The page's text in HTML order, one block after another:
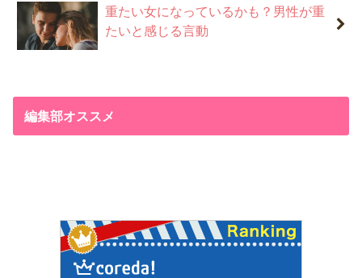
重たい女になっているかも？男性が重
たいと感じる言動
編集部オススメ